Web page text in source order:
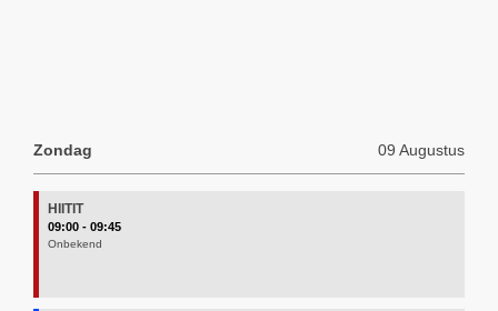
HIITIT
09:00 - 09:45
Onbekend